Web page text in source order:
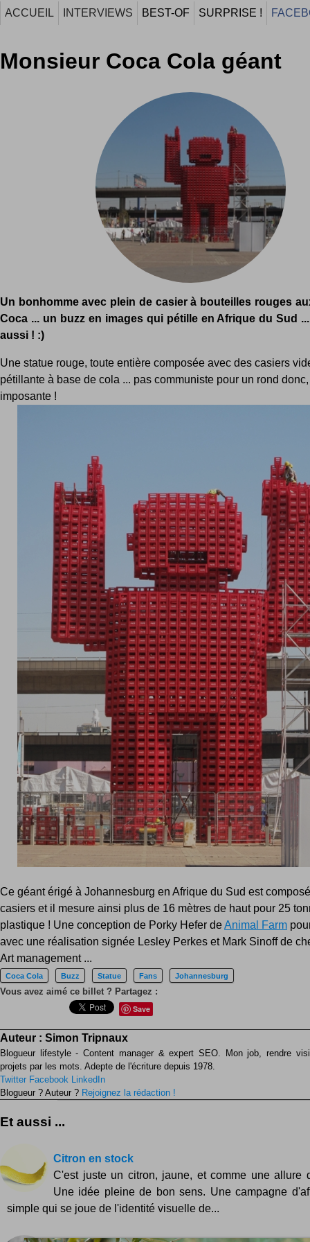
ACCUEIL INTERVIEWS BEST-OF SURPRISE !
Monsieur Coca Cola géant
Un bonhomme avec plein de casier à bouteilles rouges
Coca ... un buzz en images qui pétille en Afrique du Sud
aussi ! :)
Une statue rouge, toute entière composée avec des casiers
pétillante à base de cola ... pas communiste pour un rond
imposante !
Ce géant érigé à Johannesburg en Afrique du Sud est
casiers et il mesure ainsi plus de 16 mètres de haut pour 25
plastique ! Une conception de Porky Hefer deAnimal Farm
avec une réalisation signée Lesley Perkes et Mark Sinoff de
Art management ...
Coca Cola Buzz Statue Fans Johannesburg
Vous avez aimé ce billet ? Partagez :
Save
Auteur : Simon Tripnaux
Blogueur lifestyle - Content manager & expert SEO. Mon job, rendre
projets par les mots. Adepte de l'écriture depuis 1978.
Twitter Facebook LinkedIn
Blogueur ? Auteur ? Rejoignez la rédaction !
Et aussi ...
Citron en stock
C'est juste un citron, jaune, et comme une allure
Une idée pleine de bon sens. Une campagne
simple qui se joue de l'identité visuelle de...